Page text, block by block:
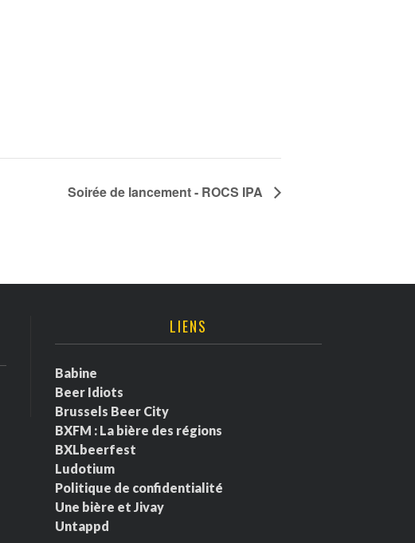
Soirée de lancement - ROCS IPA
LIENS
Babine
Beer Idiots
Brussels Beer City
BXFM : La bière des régions
BXLbeerfest
Ludotium
Politique de confidentialité
Une bière et Jivay
Untappd